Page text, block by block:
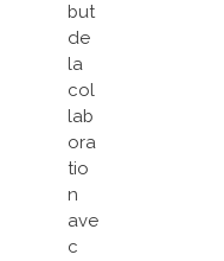
but
de
la
col
lab
ora
tio
n
ave
c